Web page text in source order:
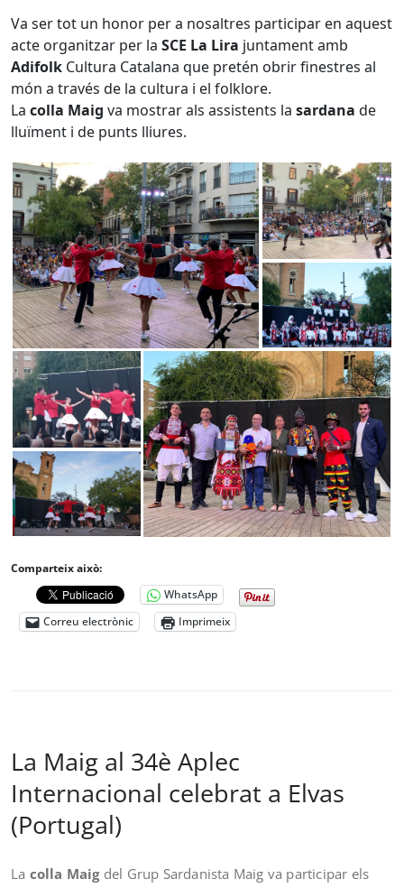
Va ser tot un honor per a nosaltres participar en aquest
acte organitzar per la SCE La Lira juntament amb
Adifolk Cultura Catalana que pretén obrir finestres al
món a través de la cultura i el folklore.
La colla Maig va mostrar als assistents la sardana de
lluïment i de punts lliures.
Comparteix això:
WhatsApp
Correu electrònic
Imprimeix
La Maig al 34è Aplec
Internacional celebrat a Elvas
(Portugal)
La colla Maigdel Grup Sardanista Maig va participar els